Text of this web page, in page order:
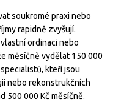
soukromé praxi nebo
rapidně zvyšují.
ordinaci nebo
měsíčně vydělat 150 000
kteří jsou
nebo rekonstrukčních
500 000 Kč měsíčně.